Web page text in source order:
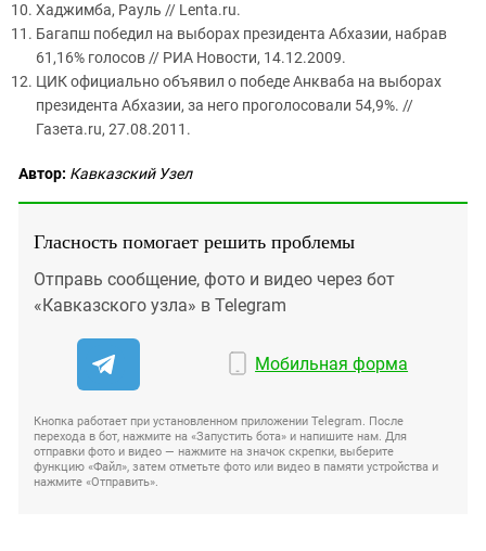
Хаджимба, Рауль // Lenta.ru.
Багапш победил на выборах президента Абхазии, набрав
61,16% голосов // РИА Новости, 14.12.2009.
ЦИК официально объявил о победе Анкваба на выборах
президента Абхазии, за него проголосовали 54,9%. //
Газета.ru, 27.08.2011.
Автор: Кавказский Узел
Гласность помогает решить проблемы
Отправь сообщение, фото и видео через бот
«Кавказского узла» в Telegram
Мобильная форма
Кнопка работает при установленном приложении Telegram. После
перехода в бот, нажмите на «Запустить бота» и напишите нам. Для
отправки фото и видео — нажмите на значок скрепки, выберите
функцию «Файл», затем отметьте фото или видео в памяти устройства и
нажмите «Отправить».